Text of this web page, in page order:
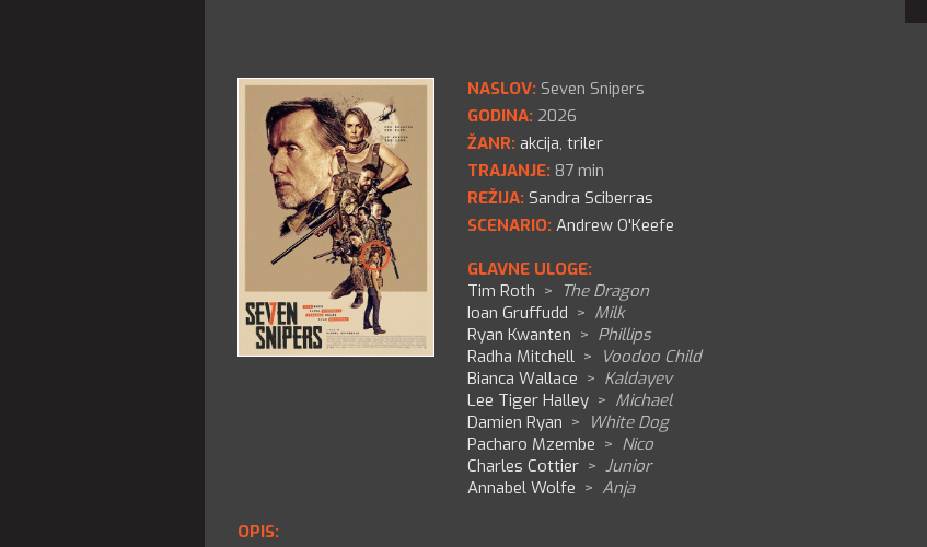
NASLOV: Seven Snipers
GODINA: 2026
ŽANR: akcija, triler
TRAJANJE: 87 min
REŽIJA: Sandra Sciberras
SCENARIO: Andrew O'Keefe
GLAVNE ULOGE:
Tim Roth > The Dragon
Ioan Gruffudd > Milk
Ryan Kwanten > Phillips
Radha Mitchell > Voodoo Child
Bianca Wallace > Kaldayev
Lee Tiger Halley > Michael
Damien Ryan > White Dog
Pacharo Mzembe > Nico
Charles Cottier > Junior
Annabel Wolfe > Anja
OPIS: